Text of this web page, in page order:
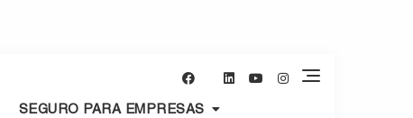
SEGURO PARA EMPRESAS